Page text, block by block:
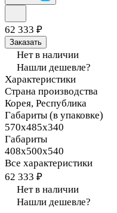
62 333 ₽
Заказать
Нет в наличии
Нашли дешевле?
Характеристики
Страна производства
Корея, Республика
Габариты (в упаковке)
570х485х340
Габариты
408х500х540
Все характеристики
62 333 ₽
Нет в наличии
Нашли дешевле?